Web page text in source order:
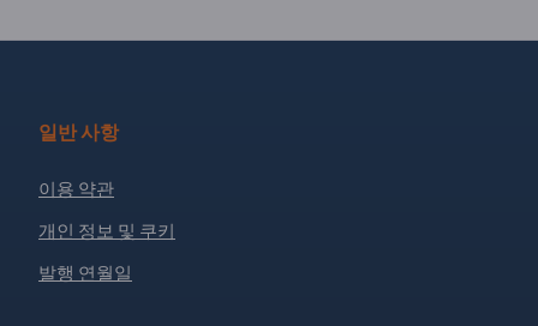
일반 사항
이용 약관
개인 정보 및 쿠키
발행 연월일